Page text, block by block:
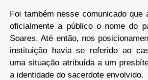
Foi também nesse comunicado que
oficialmente a público o nome do
Soares. Até então, nos
instituição havia se referido ao
uma situação atribuída a um
a identidade do sacerdote envolvido.